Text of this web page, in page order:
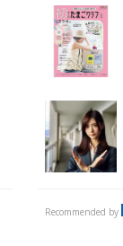
Recommended by